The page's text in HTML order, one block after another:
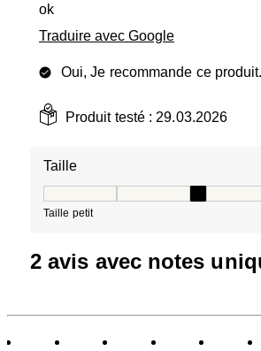
ok
Traduire avec Google
Oui, Je recommande ce produit.
Produit testé :29.03.2026
Taille
Taille petit
2 avis avec notes